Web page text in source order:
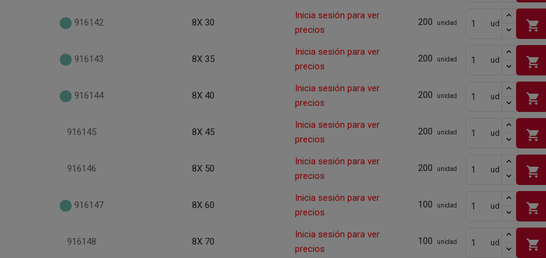
916142 8X 30
Inicia sesión para ver
precios
200 unidad ud shopping_cart
916143 8X 35
Inicia sesión para ver
precios
200 unidad ud shopping_cart
916144 8X 40
Inicia sesión para ver
precios
200 unidad ud shopping_cart
916145 8X 45
Inicia sesión para ver
precios
200 unidad ud shopping_cart
916146 8X 50
Inicia sesión para ver
precios
200 unidad ud shopping_cart
916147 8X 60
Inicia sesión para ver
precios
100 unidad ud shopping_cart
916148 8X 70
Inicia sesión para ver
precios
100 unidad ud shopping_cart